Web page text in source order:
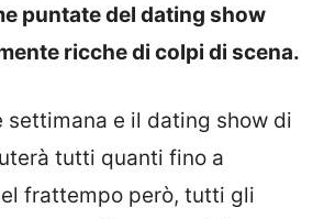
puntate del dating show
ricche di colpi di scena.
settimana e il dating show di
tutti quanti fino a
frattempo però, tutti gli